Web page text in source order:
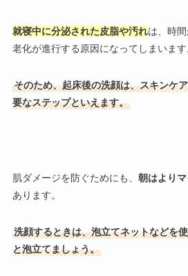
就寝中に分泌された皮脂や汚れは、時
老化が進行する原因になってしまいます
そのため、起床後の洗顔は、スキンケ
要なステップといえます。
肌ダメージを防ぐためにも、 朝はより
あります。
洗顔するときは、泡立てネットなどを
と泡立てましょう。